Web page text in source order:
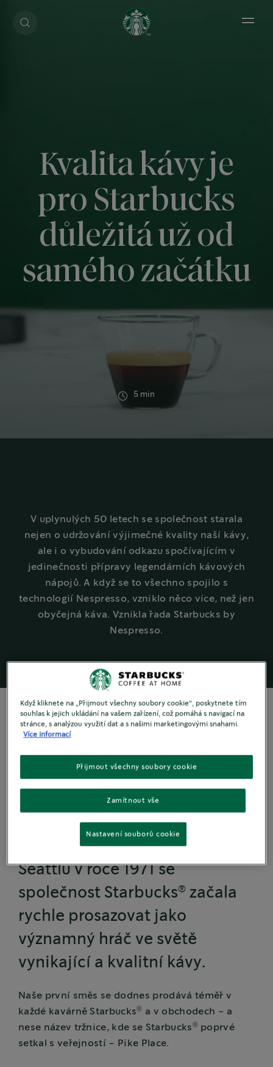
Open
Kvalita kávy je
pro Starbucks
důležitá už od
samého začátku
5 min
V uplynulých 50 letech se společnost starala
nejen o udržování výjimečné kvality naší kávy,
ale i o vybudování odkazu spočívajícím v
jedinečnosti přípravy legendárních kávových
nápojů. A když se to všechno spojilo s
technologií Nespresso, vzniklo něco více, než jen
obyčejná káva. Vznikla řada Starbucks by
Nespresso.
Světový lídr v
oblasti kávy
Se založením první kavárny v
Seattlu v roce 1971 se
společnost Starbucks® začala
rychle prosazovat jako
významný hráč ve světě
vynikající a kvalitní kávy.
Naše první směs se dodnes prodává téměř v
každé kavárně Starbucks®
a v obchodech - a
nese název tržnice, kde se Starbucks ® poprvé
setkal s veřejností - Pike Place.
Když kliknete na „Přijmout všechny soubory cookie“, poskytnete tím
souhlas k jejich ukládání na vašem zařízení, což pomáhá s navigací na
stránce, s analýzou využití dat a s našimi marketingovými snahami.
Více informací
Zamítnout vše
Přijmout všechny soubory cookie
Nastavení souborů cookie